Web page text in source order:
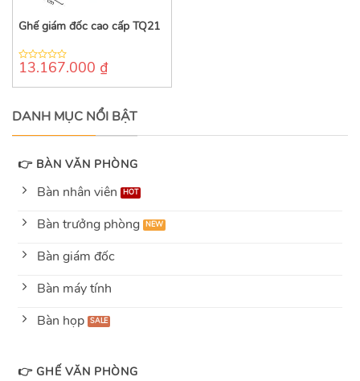
Ghế giám đốc cao cấp TQ21
0
of
13.167.000 ₫
DANH MỤC NỔI BẬT
👉 BÀN VĂN PHÒNG
Bàn nhân viên
Bàn trưởng phòng
Bàn giám đốc
Bàn máy tính
Bàn họp
👉 GHẾ VĂN PHÒNG